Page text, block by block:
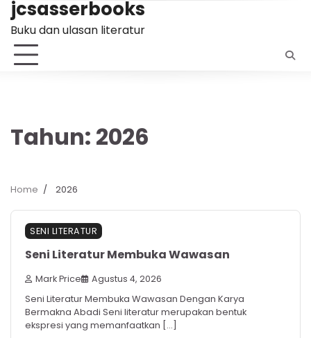
Skip
to
content
jcsasserbooks
Buku dan ulasan literatur
Tahun: 2026
Home 2026
SENI LITERATUR
Seni Literatur Membuka Wawasan
Mark Price Agustus 4, 2026
Seni Literatur Membuka Wawasan Dengan Karya
Bermakna Abadi Seni literatur merupakan bentuk
ekspresi yang memanfaatkan […]